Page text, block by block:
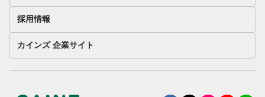
採用情報
カインズ 企業サイト